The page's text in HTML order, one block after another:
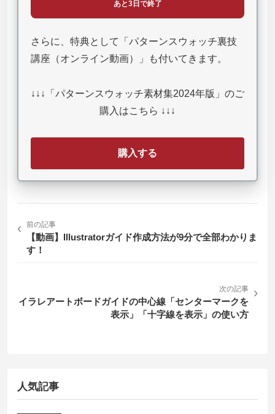
あと3日で終了
さらに、特典として「パターンスウォッチ裏技
講座（オンライン動画）」も付いてきます。
↓↓↓「パターンスウォッチ素材集2024年版」のご
購入はこちら ↓↓↓
購入する
‹ 前の記事
【動画】Illustratorガイド作成方法が9分で全部わかりま
す！
次の記事
イラレアートボードガイドの中心線「センターマークを
表示」「十字線を表示」の使い方
›
人気記事